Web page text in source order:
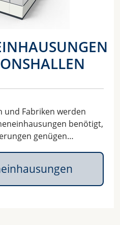
Fabriken werden
benötigt,
genügen…